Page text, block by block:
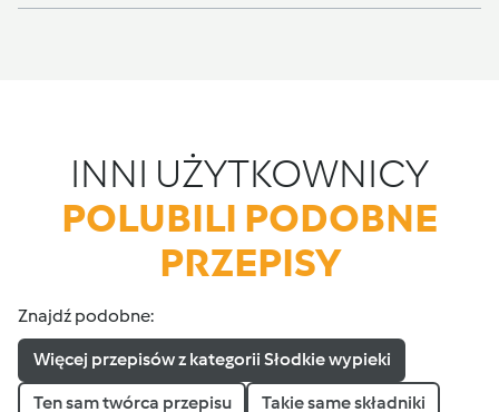
INNI UŻYTKOWNICY
POLUBILI PODOBNE
PRZEPISY
Znajdź podobne:
Więcej przepisów z kategorii Słodkie wypieki
Ten sam twórca przepisu Takie same składniki